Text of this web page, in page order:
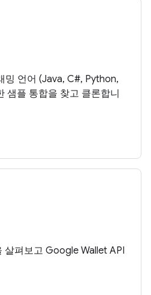
밍 언어 (Java, C#, Python,
샘플 통합을 찾고 클론합니
펴보고 Google Wallet API